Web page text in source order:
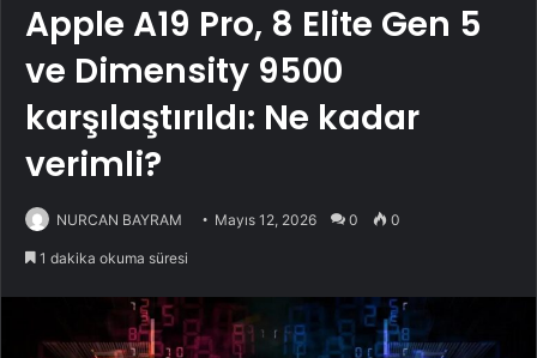
Apple A19 Pro, 8 Elite Gen 5
ve Dimensity 9500
karşılaştırıldı: Ne kadar
verimli?
NURCAN BAYRAM Mayıs 12, 2026 0 0
1 dakika okuma süresi